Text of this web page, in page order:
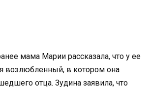
мама Марии рассказала, что у ее
возлюбленный, в котором она
отца. Зудина заявила, что